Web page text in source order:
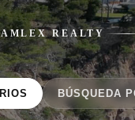
REALTY
BÚSQUEDA